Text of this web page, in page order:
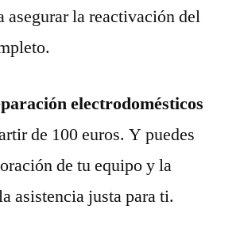
asegurar la reactivación del
electrodomésticos
de 100 euros. Y puedes
de tu equipo y la
asistencia justa para ti.